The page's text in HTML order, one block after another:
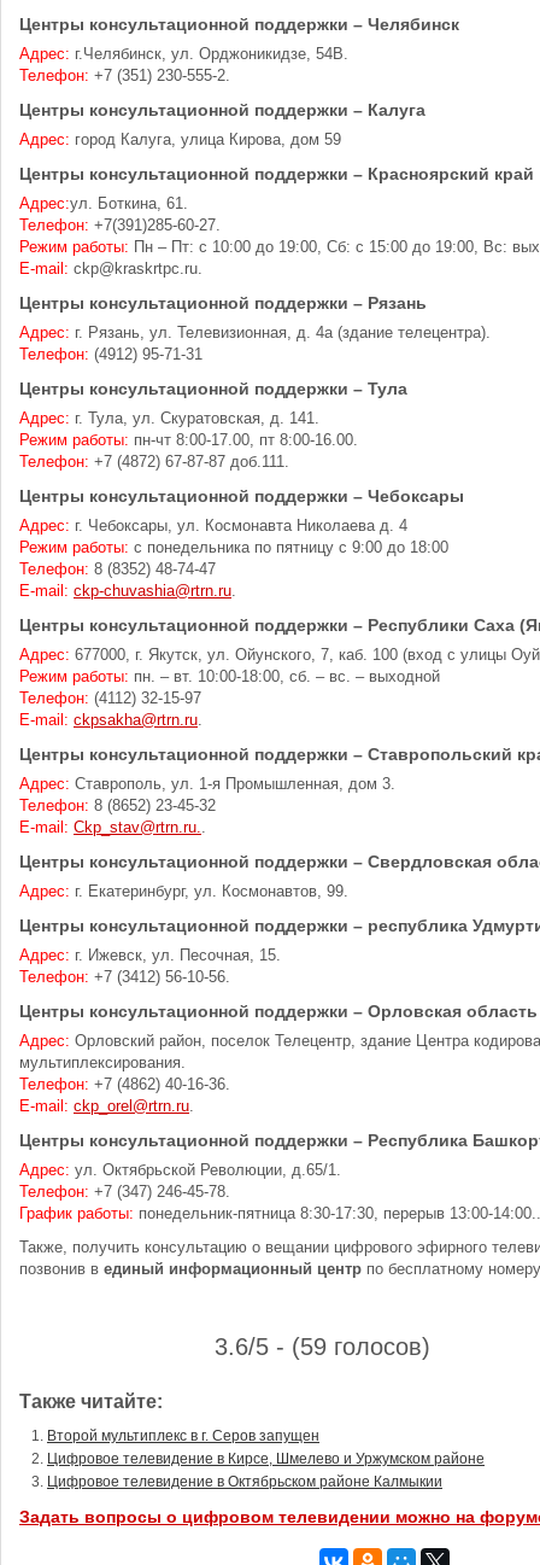
Центры консультационной поддержки – Челябинск
Адрес: г.Челябинск, ул. Орджоникидзе, 54В.
Телефон: +7 (351) 230-555-2.
Центры консультационной поддержки – Калуга
Адрес: город Калуга, улица Кирова, дом 59
Центры консультационной поддержки – Красноярский край
Адрес:ул. Боткина, 61.
Телефон: +7(391)285-60-27.
Режим работы: Пн – Пт: с 10:00 до 19:00, Сб: с 15:00 до 19:00, Вс:
E-mail: ckp@kraskrtpc.ru.
Центры консультационной поддержки – Рязань
Адрес: г. Рязань, ул. Телевизионная, д. 4а (здание телецентра).
Телефон: (4912) 95-71-31
Центры консультационной поддержки – Тула
Адрес: г. Тула, ул. Скуратовская, д. 141.
Режим работы: пн-чт 8:00-17.00, пт 8:00-16.00.
Телефон: +7 (4872) 67-87-87 доб.111.
Центры консультационной поддержки – Чебоксары
Адрес: г. Чебоксары, ул. Космонавта Николаева д. 4
Режим работы: с понедельника по пятницу с 9:00 до 18:00
Телефон: 8 (8352) 48-74-47
E-mail: ckp-chuvashia@rtrn.ru.
Центры консультационной поддержки – Республики Саха
Адрес: 677000, г. Якутск, ул. Ойунского, 7, каб. 100 (вход с улицы
Режим работы: пн. – вт. 10:00-18:00, сб. – вс. – выходной
Телефон: (4112) 32-15-97
E-mail: ckpsakha@rtrn.ru.
Центры консультационной поддержки – Ставропольский
Адрес: Ставрополь, ул. 1-я Промышленная, дом 3.
Телефон: 8 (8652) 23-45-32
E-mail: Ckp_stav@rtrn.ru..
Центры консультационной поддержки – Свердловская
Адрес: г. Екатеринбург, ул. Космонавтов, 99.
Центры консультационной поддержки – республика
Адрес: г. Ижевск, ул. Песочная, 15.
Телефон: +7 (3412) 56-10-56.
Центры консультационной поддержки – Орловская область
Адрес: Орловский район, поселок Телецентр, здание Центра
мультиплексирования.
Телефон: +7 (4862) 40-16-36.
E-mail: ckp_orel@rtrn.ru.
Центры консультационной поддержки – Республика
Адрес: ул. Октябрьской Революции, д.65/1.
Телефон: +7 (347) 246-45-78.
График работы: понедельник-пятница 8:30-17:30, перерыв 13:00-14:00..
Также, получить консультацию о вещании цифрового эфирного
позвонив в единый информационный центр по бесплатному
3.6/5 - (59 голосов)
Также читайте:
Второй мультиплекс в г. Серов запущен
Цифровое телевидение в Кирсе, Шмелево и Уржумском районе
Цифровое телевидение в Октябрьском районе Калмыкии
Задать вопросы о цифровом телевидении можно на